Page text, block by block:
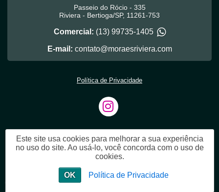
Alguma dúvida? Fale com a gente!
Passeio do Rócio - 335
Riviera - Bertioga/SP, 11261-753
Comercial: (13) 99735-1405
E-mail: contato@moraesriviera.com
Política de Privacidade
Este site usa cookies para melhorar a sua experiência
no uso do site. Ao usá-lo, você concorda com o uso de
cookies.
OK Política de Privacidade